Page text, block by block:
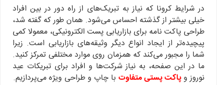
در شرایط کرونا که نیاز به تبریک‌های از راه دور در بین افراد
خیلی بیشتر از گذشته احساس می‌شود. همان طور که گفته شد،
طراحی پاکت نامه برای بازاریابی پست الکترونیکی، معمولا کمی
پیچیده‌تر از ایجاد انواع دیگر وثیقه‌های بازاریابی است. زیرا
شما را مجبور می‌کند که همزمان روی موارد مختلفی تمرکز کنید.
ما در این صفحه، به نیاز شرکت‌ها و افراد برای تبریکات عید
نوروز وپاکت پستی متفاوت با چاپ و طراحی ویژه می‌پردازیم.